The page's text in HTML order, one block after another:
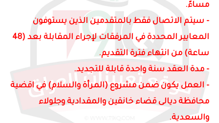
مساءً.
- سيتم الاتصال فقط بالمتقدمين الذين يستوفون
المعايير المحددة في المرفقات لإجراء المقابلة بعد (48
ساعة) من انتهاء فترة التقديم.
- مدة العقد سنة واحدة قابلة للتجديد.
- العمل يكونضمن مشروع (المرأة والسلام) في اقضية
محافظة ديالى قضاء خانقين والمقدادية وجلولاء
والسعدية.